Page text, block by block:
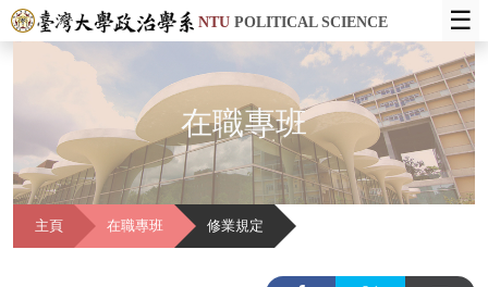
NTUPOLITICAL SCIENCE ☰
在職專班
主頁 在職專班 修業規定